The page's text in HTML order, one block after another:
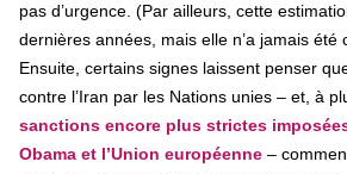
pas d’urgence. (Par ailleurs, cette
dernières années, mais elle n’a jamais été
Ensuite, certains signes laissent penser
contre l’Iran par les Nations unies – et, à
sanctions encore plus strictes
Obama et l’Union européenne –